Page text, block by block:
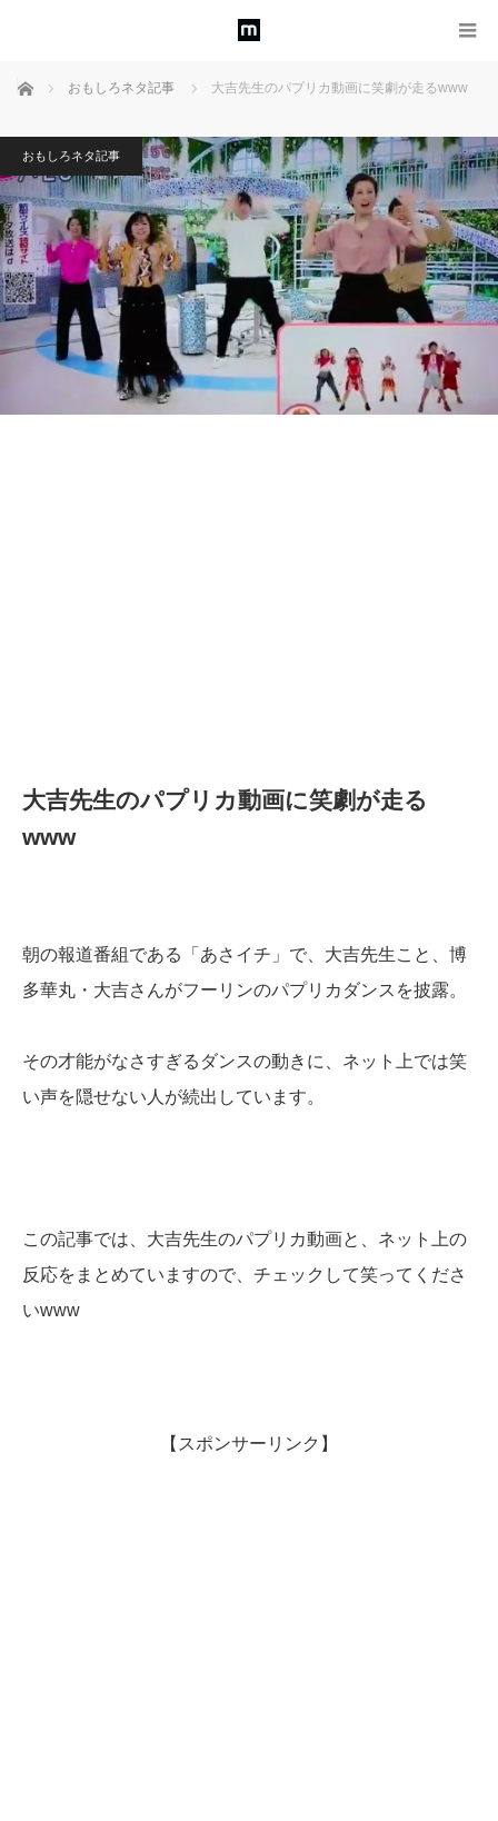
ホーム おもしろネタ記事 大吉先生のパプリカ動画に笑劇が走るwww
おもしろネタ記事
大吉先生のパプリカ動画に笑劇が走る
www
朝の報道番組である「あさイチ」で、大吉先生こと、博
多華丸・大吉さんがフーリンのパプリカダンスを披露。
その才能がなさすぎるダンスの動きに、ネット上では笑
い声を隠せない人が続出しています。
この記事では、大吉先生のパプリカ動画と、ネット上の
反応をまとめていますので、チェックして笑ってくださ
いwww
【スポンサーリンク】